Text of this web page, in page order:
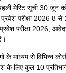
मेरिट सूची 30 जून
प्रवेश परीक्षा 2026
प्रवेश परीक्षा 2026,
के माध्यम से विभिन्न
के लिए कुल 10